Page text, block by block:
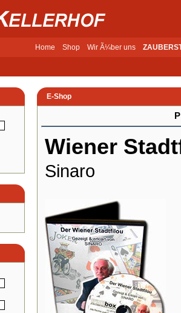
Home Shop Wir Ã¼ber uns
E-Shop
Wiener
Sinaro